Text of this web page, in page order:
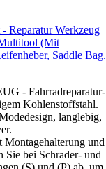
Reparatur Werkzeug
(Mit
Saddle Bag.
- Fahrradreparatur-
Kohlenstoffstahl.
langlebig,
und
Sie bei Schrader- und